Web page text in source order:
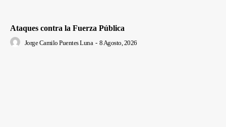
Ataques contra la Fuerza Pública
Jorge Camilo Puentes Luna - 8 Agosto, 2026